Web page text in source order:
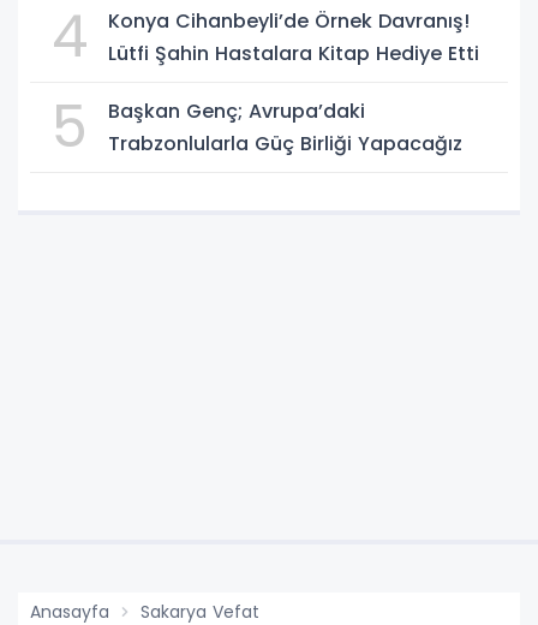
4
Konya Cihanbeyli’de Örnek Davranış!
Lütfi Şahin Hastalara Kitap Hediye Etti
5
Başkan Genç; Avrupa’daki
Trabzonlularla Güç Birliği Yapacağız
Anasayfa Sakarya Vefat